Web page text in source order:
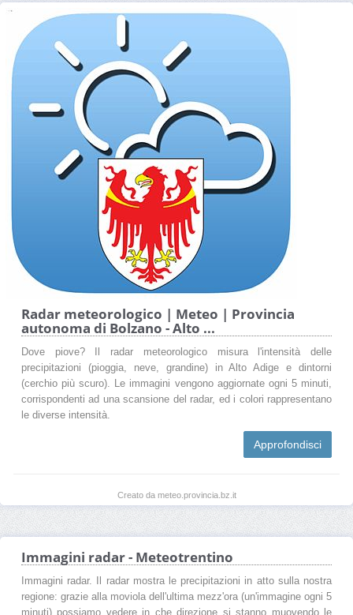
Radar meteorologico | Meteo | Provincia
autonoma di Bolzano - Alto ...
Dove piove? Il radar meteorologico misura l'intensità delle
precipitazioni (pioggia, neve, grandine) in Alto Adige e dintorni
(cerchio più scuro). Le immagini vengono aggiornate ogni 5 minuti,
corrispondenti ad una scansione del radar, ed i colori rappresentano
le diverse intensità.
Approfondisci
Creato da meteo.provincia.bz.it
Immagini radar - Meteotrentino
Immagini radar. Il radar mostra le precipitazioni in atto sulla nostra
regione: grazie alla moviola dell'ultima mezz'ora (un'immagine ogni 5
minuti) possiamo vedere in che direzione si stanno muovendo le